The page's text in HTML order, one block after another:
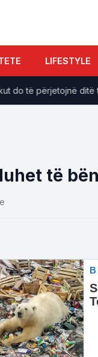
LIFESTYLE
të përjetojnë ditë të
të